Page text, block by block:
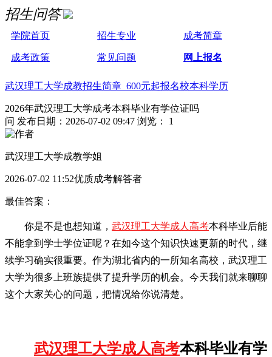
招生问答
学院首页 招生专业 成考简章
成考政策 常见问题 网上报名
武汉理工大学成教招生简章 600元起报名校本科学历
2026年武汉理工大学成考本科毕业有学位证吗
问 发布日期：2026-07-02 09:47 浏览： 1
武汉理工大学成教学姐
2026-07-02 11:52优质成考解答者
最佳答案：
你是不是也想知道， 武汉理工大学成人高考本科毕业后能
不能拿到学士学位证呢？在如今这个知识快速更新的时代，继
续学习确实很重要。作为湖北省内的一所知名高校，武汉理工
大学为很多上班族提供了提升学历的机会。今天我们就来聊聊
这个大家关心的问题，把情况给你说清楚。
武汉理工大学成人高考本科毕业有学